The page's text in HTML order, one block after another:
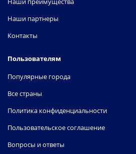
Наши партнеры
Контакты
Пользователям
Популярные города
Все страны
Политика конфиденциальности
Пользовательское соглашение
Вопросы и ответы